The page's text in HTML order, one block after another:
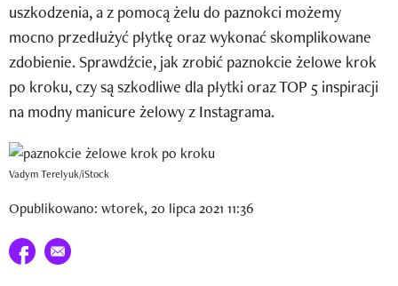
Mój profil / Zarejestruj się
uszkodzenia, a z pomocą żelu do paznokci możemy
mocno przedłużyć płytkę oraz wykonać skomplikowane
zdobienie. Sprawdźcie, jak zrobić paznokcie żelowe krok
po kroku, czy są szkodliwe dla płytki oraz TOP 5 inspiracji
na modny manicure żelowy z Instagrama.
Vadym Terelyuk/iStock
Opublikowano: wtorek, 20 lipca 2021 11:36
Udostępnij na facebook
E-mail do przyjaciela